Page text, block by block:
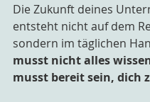
Die Zukunft deines
entsteht nicht auf dem
sondern im täglichen
musst nicht alles
musst bereit sein, dich